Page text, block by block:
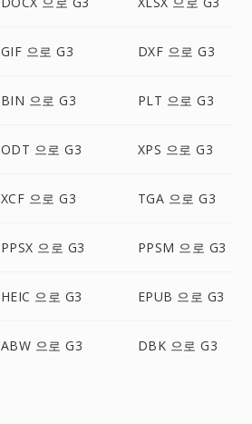
GIF 으로 G3 DXF 으로 G3
BIN 으로 G3 PLT 으로 G3
ODT 으로 G3 XPS 으로 G3
XCF 으로 G3 TGA 으로 G3
PPSX 으로 G3 PPSM 으로 G3
HEIC 으로 G3 EPUB 으로 G3
ABW 으로 G3 DBK 으로 G3